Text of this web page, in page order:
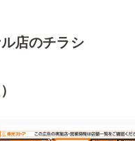
店のチラシ